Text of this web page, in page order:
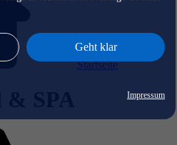
Geht klar
Impressum
Startseite
SPA